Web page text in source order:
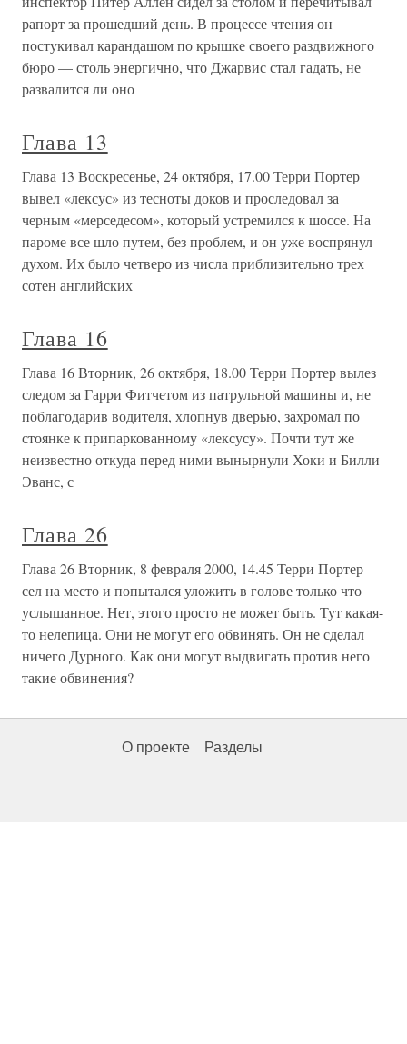
рапорт за прошедший день. В процессе чтения он
постукивал карандашом по крышке своего раздвижного
бюро — столь энергично, что Джарвис стал гадать, не
развалится ли оно
Глава 13
Глава 13 Воскресенье, 24 октября, 17.00 Терри Портер
вывел «лексус» из тесноты доков и проследовал за
черным «мерседесом», который устремился к шоссе. На
пароме все шло путем, без проблем, и он уже воспрянул
духом. Их было четверо из числа приблизительно трех
сотен английских
Глава 16
Глава 16 Вторник, 26 октября, 18.00 Терри Портер вылез
следом за Гарри Фитчетом из патрульной машины и, не
поблагодарив водителя, хлопнув дверью, захромал по
стоянке к припаркованному «лексусу». Почти тут же
неизвестно откуда перед ними вынырнули Хоки и Билли
Эванс, с
Глава 26
Глава 26 Вторник, 8 февраля 2000, 14.45 Терри Портер
сел на место и попытался уложить в голове только что
услышанное. Нет, этого просто не может быть. Тут какая-
то нелепица. Они не могут его обвинять. Он не сделал
ничего Дурного. Как они могут выдвигать против него
такие обвинения?
О проекте Разделы